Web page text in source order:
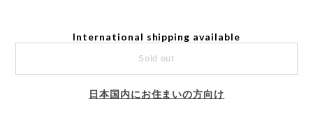
International shipping available
Sold out
日本国内にお住まいの方向け